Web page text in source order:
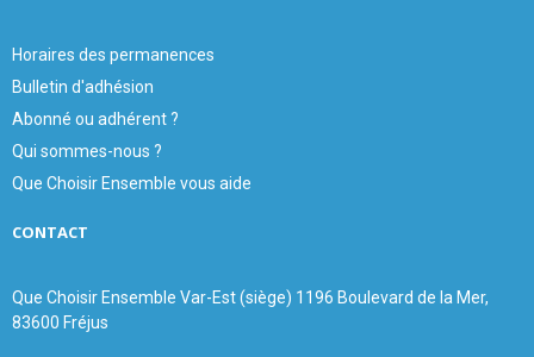
Horaires des permanences
Bulletin d'adhésion
Abonné ou adhérent ?
Qui sommes-nous ?
Que Choisir Ensemble vous aide
CONTACT
Que Choisir Ensemble Var-Est (siège) 1196 Boulevard de la Mer,
83600 Fréjus